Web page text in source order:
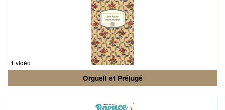
1 vidéo
Orgueil et Préjugé